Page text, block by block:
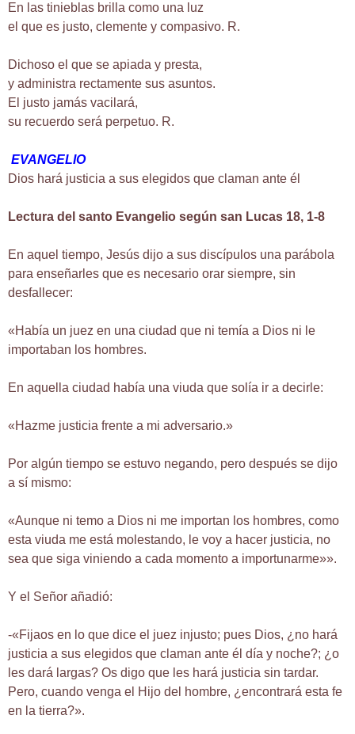
En las tinieblas brilla como una luz
el que es justo, clemente y compasivo. R.
Dichoso el que se apiada y presta,
y administra rectamente sus asuntos.
El justo jamás vacilará,
su recuerdo será perpetuo. R.
EVANGELIO
Dios hará justicia a sus elegidos que claman ante él
Lectura del santo Evangelio según san Lucas 18, 1-8
En aquel tiempo, Jesús dijo a sus discípulos una parábola
para enseñarles que es necesario orar siempre, sin
desfallecer:
«Había un juez en una ciudad que ni temía a Dios ni le
importaban los hombres.
En aquella ciudad había una viuda que solía ir a decirle:
«Hazme justicia frente a mi adversario.»
Por algún tiempo se estuvo negando, pero después se dijo
a sí mismo:
«Aunque ni temo a Dios ni me importan los hombres, como
esta viuda me está molestando, le voy a hacer justicia, no
sea que siga viniendo a cada momento a importunarme»».
Y el Señor añadió:
-«Fijaos en lo que dice el juez injusto; pues Dios, ¿no hará
justicia a sus elegidos que claman ante él día y noche?; ¿o
les dará largas? Os digo que les hará justicia sin tardar.
Pero, cuando venga el Hijo del hombre, ¿encontrará esta fe
en la tierra?».